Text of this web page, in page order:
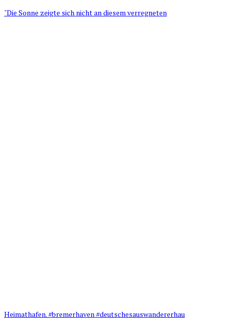
"Die Sonne zeigte sich nicht an diesem verregneten
Heimathafen. #bremerhaven #deutschesauswandererhau